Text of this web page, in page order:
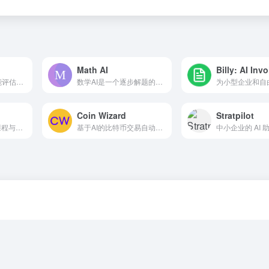
Evalify使用人工智能评估投资计划中的法律风险并对初创公司进行评分。
Math AI
来自顶尖大学的AI课程与认证的策划列表。
Coin Wizard Stratpilot